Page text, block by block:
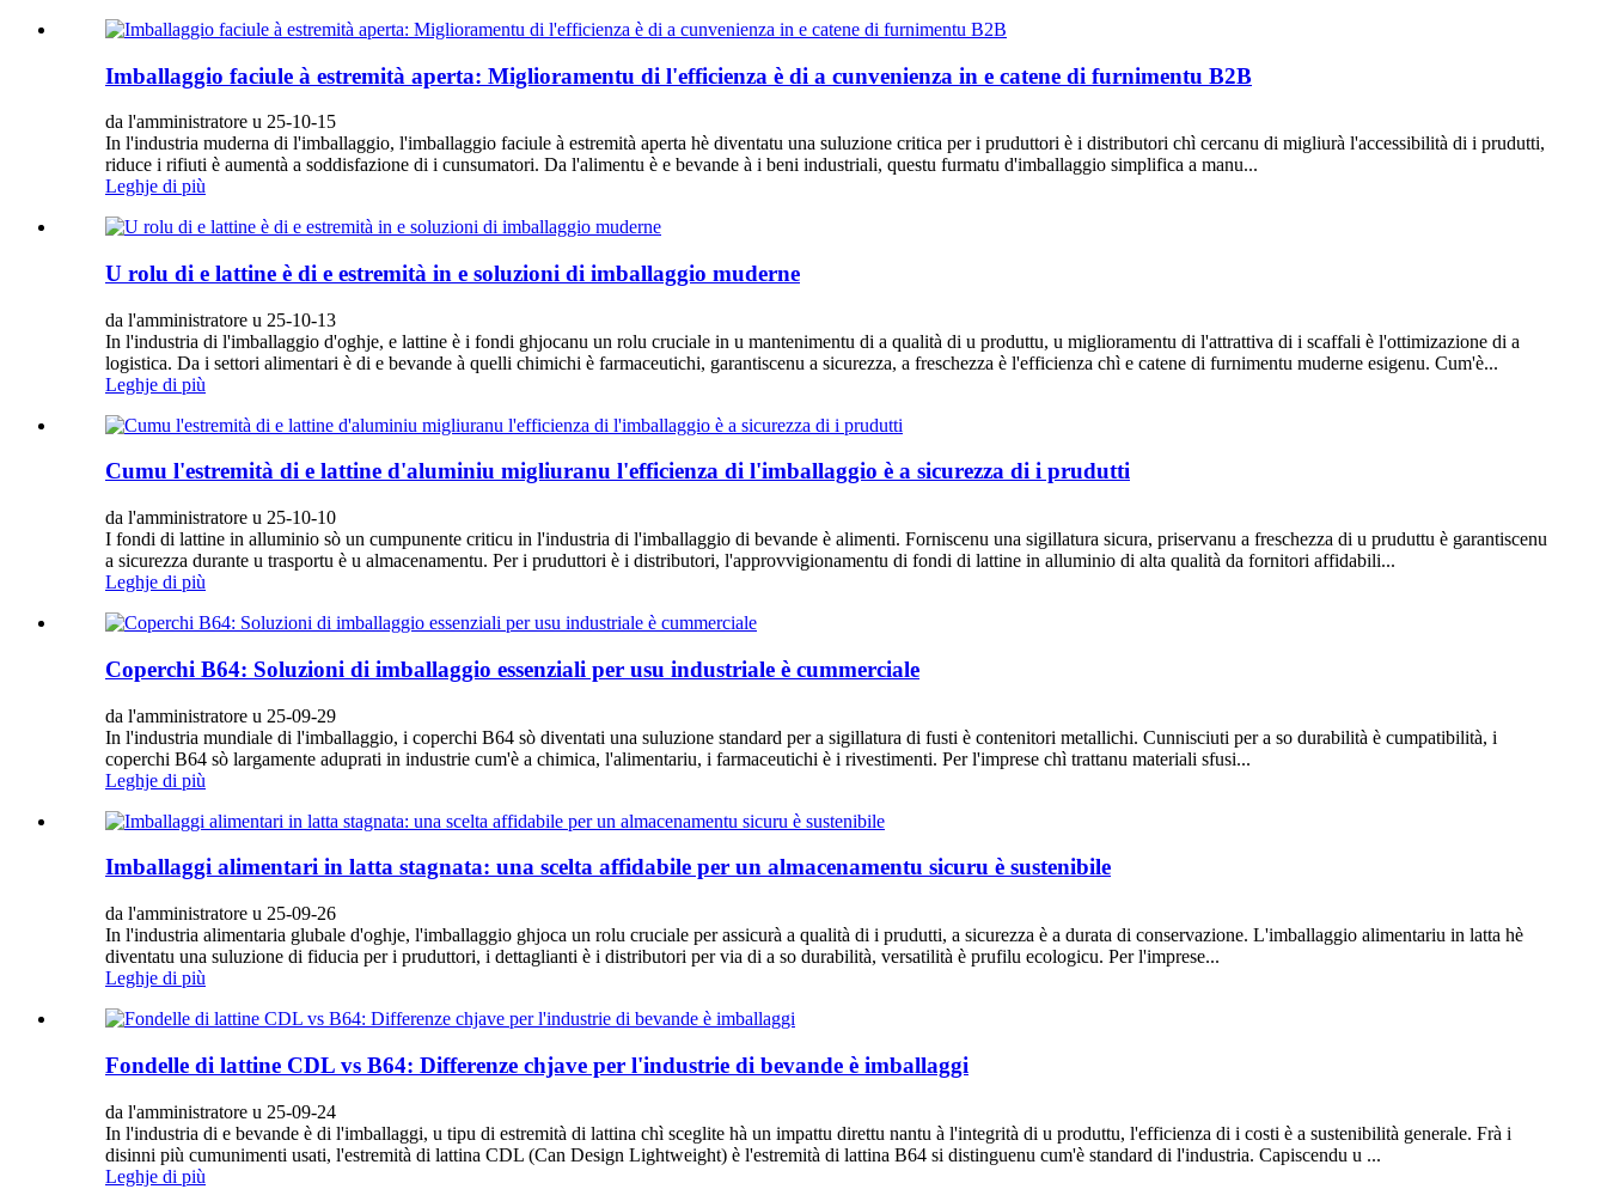
Imballaggio faciule à estremità aperta: Miglioramentu di l'efficienza è di a cunvenienza in e catene di furnimentu B2B
da l'amministratore u 25-10-15
In l'industria muderna di l'imballaggio, l'imballaggio faciule à estremità aperta hè diventatu una suluzione critica per i pruduttori è i distributori chì cercanu di migliurà l'accessibilità di i prudutti,
riduce i rifiuti è aumentà a soddisfazione di i cunsumatori. Da l'alimentu è e bevande à i beni industriali, questu furmatu d'imballaggio simplifica a manu...
Leghje di più
U rolu di e lattine è di e estremità in e soluzioni di imballaggio muderne
da l'amministratore u 25-10-13
In l'industria di l'imballaggio d'oghje, e lattine è i fondi ghjocanu un rolu cruciale in u mantenimentu di a qualità di u produttu, u miglioramentu di l'attrattiva di i scaffali è l'ottimizazione di a
logistica. Da i settori alimentari è di e bevande à quelli chimichi è farmaceutichi, garantiscenu a sicurezza, a freschezza è l'efficienza chì e catene di furnimentu muderne esigenu. Cum'è...
Leghje di più
Cumu l'estremità di e lattine d'aluminiu migliuranu l'efficienza di l'imballaggio è a sicurezza di i prudutti
da l'amministratore u 25-10-10
I fondi di lattine in alluminio sò un cumpunente criticu in l'industria di l'imballaggio di bevande è alimenti. Forniscenu una sigillatura sicura, priservanu a freschezza di u pruduttu è garantiscenu
a sicurezza durante u trasportu è u almacenamentu. Per i pruduttori è i distributori, l'approvvigionamentu di fondi di lattine in alluminio di alta qualità da fornitori affidabili...
Leghje di più
Coperchi B64: Soluzioni di imballaggio essenziali per usu industriale è cummerciale
da l'amministratore u 25-09-29
In l'industria mundiale di l'imballaggio, i coperchi B64 sò diventati una suluzione standard per a sigillatura di fusti è contenitori metallichi. Cunnisciuti per a so durabilità è cumpatibilità, i
coperchi B64 sò largamente aduprati in industrie cum'è a chimica, l'alimentariu, i farmaceutichi è i rivestimenti. Per l'imprese chì trattanu materiali sfusi...
Leghje di più
Imballaggi alimentari in latta stagnata: una scelta affidabile per un almacenamentu sicuru è sustenibile
da l'amministratore u 25-09-26
In l'industria alimentaria glubale d'oghje, l'imballaggio ghjoca un rolu cruciale per assicurà a qualità di i prudutti, a sicurezza è a durata di conservazione. L'imballaggio alimentariu in latta hè
diventatu una suluzione di fiducia per i pruduttori, i dettaglianti è i distributori per via di a so durabilità, versatilità è prufilu ecologicu. Per l'imprese...
Leghje di più
Fondelle di lattine CDL vs B64: Differenze chjave per l'industrie di bevande è imballaggi
da l'amministratore u 25-09-24
In l'industria di e bevande è di l'imballaggi, u tipu di estremità di lattina chì sceglite hà un impattu direttu nantu à l'integrità di u produttu, l'efficienza di i costi è a sustenibilità generale. Frà i
disinni più cumunimenti usati, l'estremità di lattina CDL (Can Design Lightweight) è l'estremità di lattina B64 si distinguenu cum'è standard di l'industria. Capiscendu u ...
Leghje di più